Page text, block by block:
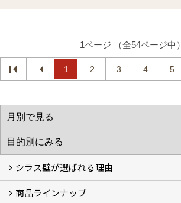
1ページ （全54ページ中）
1 2 3 4 5
シラス壁が選ばれる理由
シラスストーリー
こだわり
シラス壁の驚くべき性能
商品ラインナップ